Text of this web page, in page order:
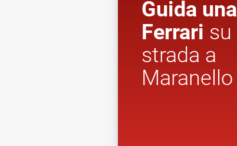
Guida una
Ferrari su
strada a
Maranello